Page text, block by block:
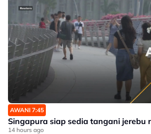
AWANI 7:45
Singapura siap sedia tangani jerebu
14 hours ago